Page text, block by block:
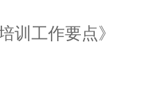
训工作要点》